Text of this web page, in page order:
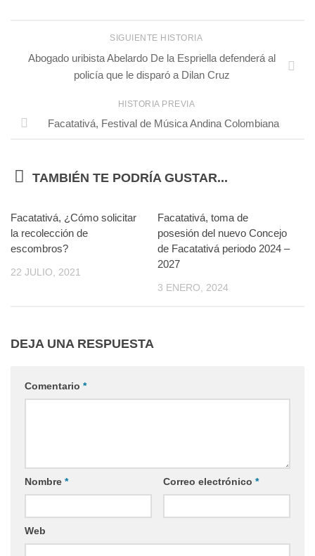
SIGUIENTE HISTORIA
Abogado uribista Abelardo De la Espriella defenderá al
policía que le disparó a Dilan Cruz
HISTORIA PREVIA
Facatativá, Festival de Música Andina Colombiana
TAMBIÉN TE PODRÍA GUSTAR...
Facatativá, ¿Cómo solicitar
la recolección de
escombros?
22 JULIO, 2021
Facatativá, toma de
posesión del nuevo Concejo
de Facatativá periodo 2024 –
2027
3 ENERO, 2024
DEJA UNA RESPUESTA
Comentario *
Nombre * Correo electrónico *
Web